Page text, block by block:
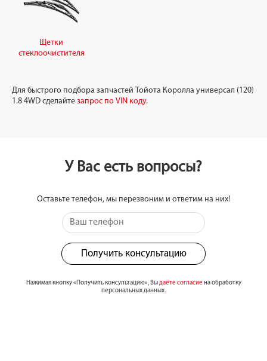
Щетки
стеклоочистителя
Для быстрого подбора запчастей Тойота Королла универсал (120)
1.8 4WD сделайте запрос по VIN коду.
У Вас есть вопросы?
Оставьте телефон, мы перезвоним и ответим на них!
Получить консультацию
Нажимая кнопку «Получить консультацию», Выдаёте согласие на обработку
персональных данных.